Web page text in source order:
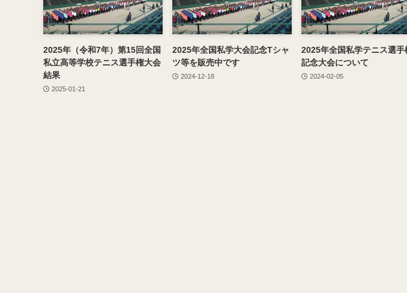
2025年（令和7年）第15回全国
私立高等学校テニス選手権大会
結果
2025-01-21
2025年全国私学大会記念Tシャ
ツ等を販売中です
2024-12-18
2025年全国私学テニス選手
記念大会について
2024-02-05